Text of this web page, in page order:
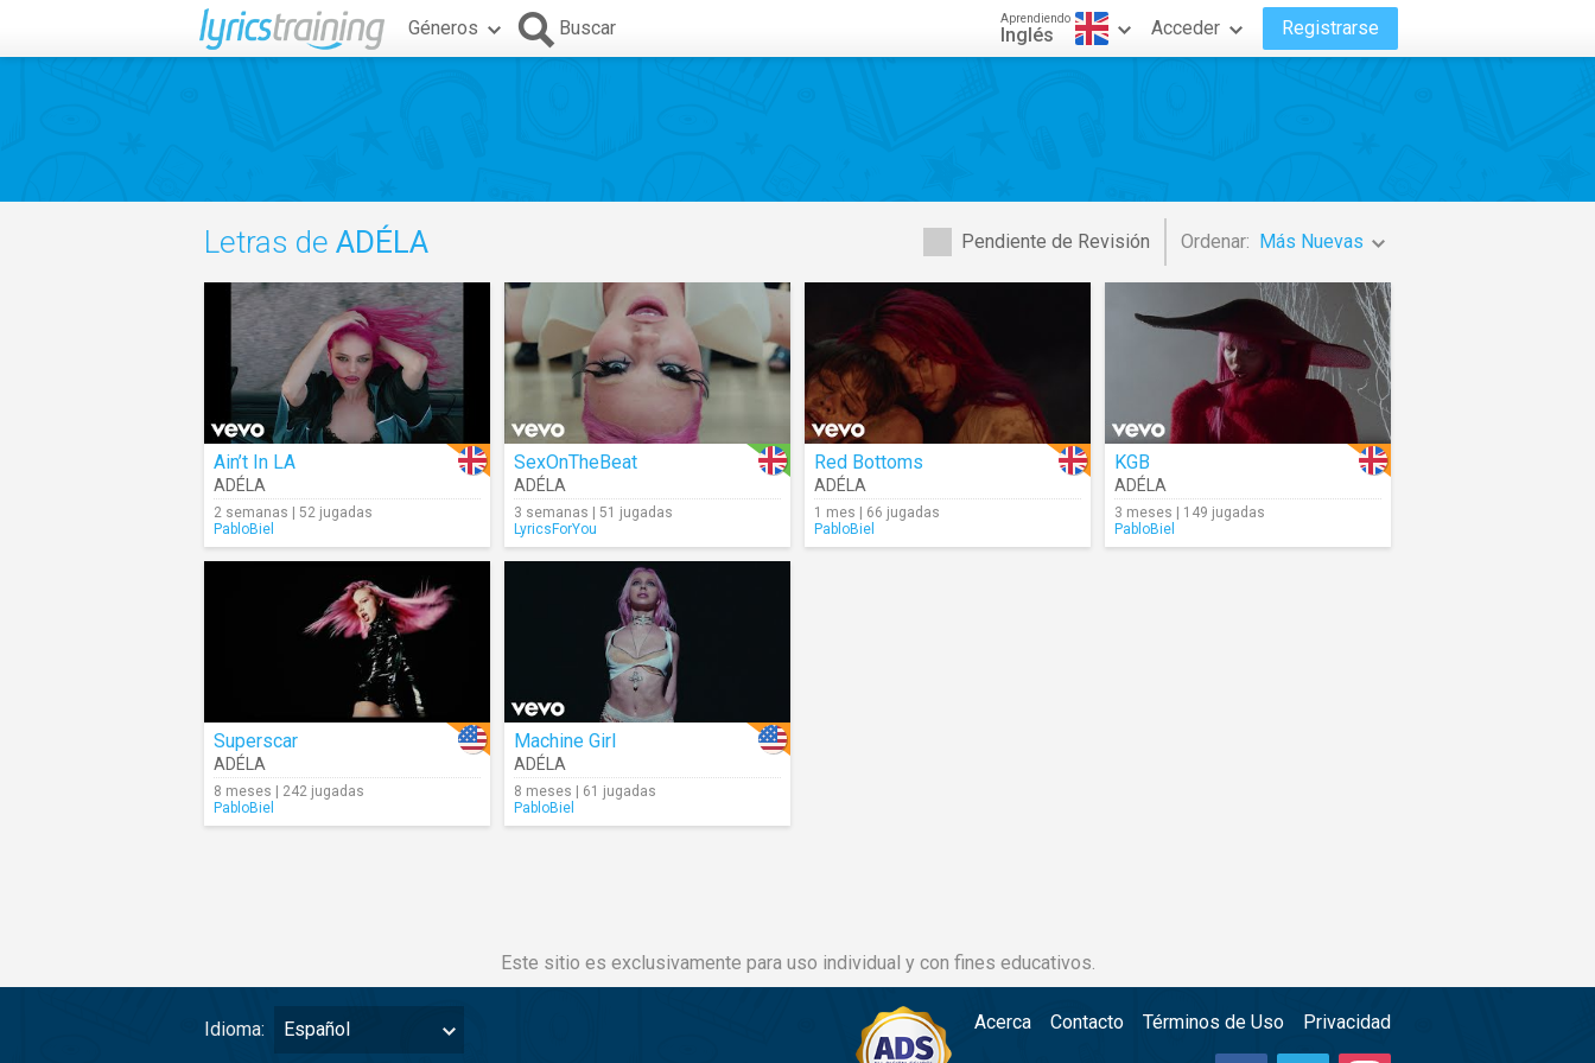
Géneros Buscar Aprendiendo
Inglés Acceder Registrarse
Pendiente de Revisión Ordenar: Más Nuevas
Letras de ADÉLA
Ain’t In LA
ADÉLA
2 semanas | 52 jugadas
PabloBiel
SexOnTheBeat
ADÉLA
3 semanas | 51 jugadas
LyricsForYou
Red Bottoms
ADÉLA
1 mes | 66 jugadas
PabloBiel
KGB
ADÉLA
3 meses | 149 jugadas
PabloBiel
Superscar
ADÉLA
8 meses | 242 jugadas
PabloBiel
Machine Girl
ADÉLA
8 meses | 61 jugadas
PabloBiel
Este sitio es exclusivamente para uso individual y con fines educativos.
Idioma: Español Acerca Contacto Términos de Uso Privacidad